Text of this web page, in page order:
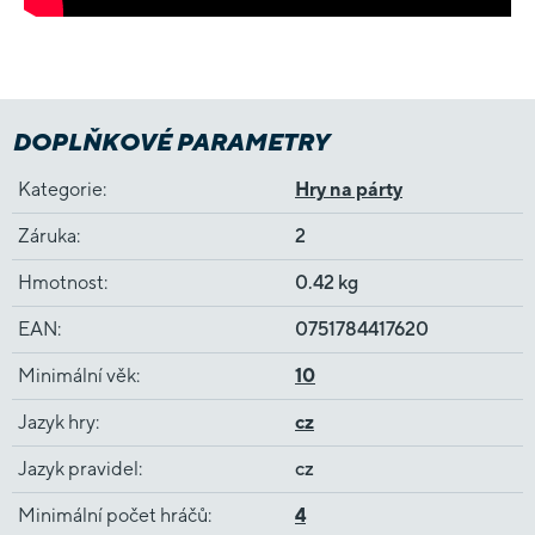
DOPLŇKOVÉ PARAMETRY
Kategorie: Hry na párty
Záruka: 2
Hmotnost: 0.42 kg
EAN: 0751784417620
Minimální věk: 10
Jazyk hry: cz
Jazyk pravidel : cz
Minimální počet hráčů: 4